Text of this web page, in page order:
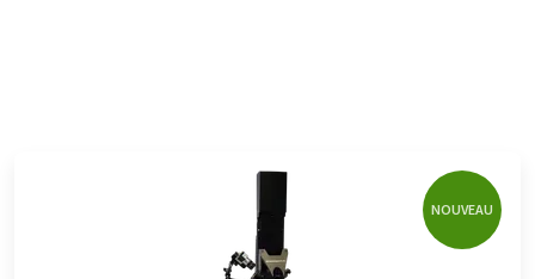
NOUVEAU